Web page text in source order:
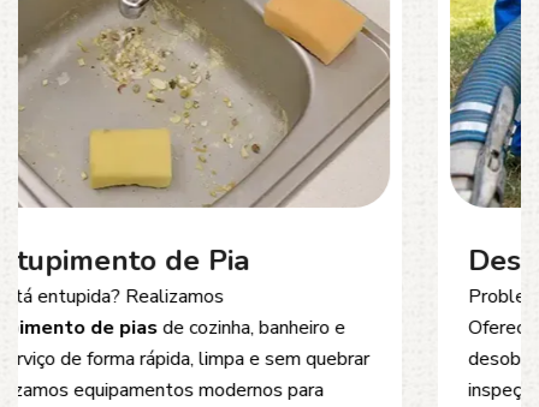
Desentupimento de Esgoto
Problemas comentupimento de esgoto
Oferecemos soluções rápidas e eficientes para
desobstrução de redes de esgoto, caixas de
inspeção e tubulações. Utilizamos equipamentos